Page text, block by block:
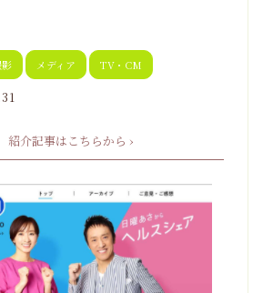
メディア TV・CM
紹介記事はこちらから ›